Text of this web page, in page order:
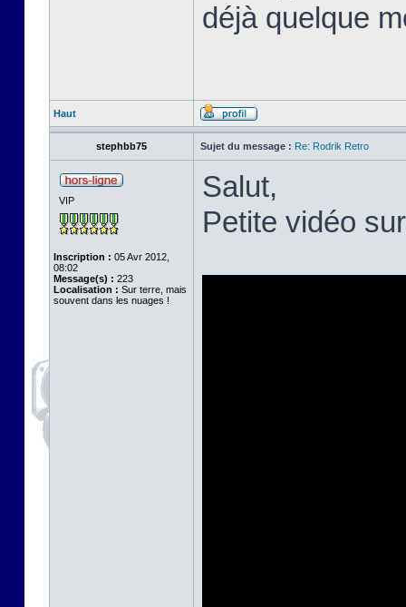
déjà quelque
Haut
stephbb75 Sujet du message : Re: Rodrik Retro
VIP
Inscription : 05 Avr 2012,
08:02
Message(s) : 223
Localisation : Sur terre, mais
souvent dans les nuages !
Salut,
Petite vidéo